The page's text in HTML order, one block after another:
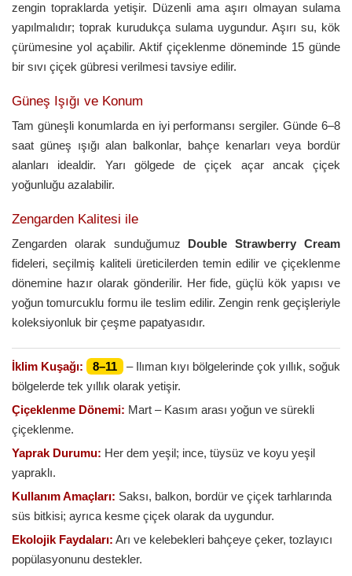
zengin topraklarda yetişir. Düzenli ama aşırı olmayan sulama
yapılmalıdır; toprak kurudukça sulama uygundur. Aşırı su, kök
çürümesine yol açabilir. Aktif çiçeklenme döneminde 15 günde
bir sıvı çiçek gübresi verilmesi tavsiye edilir.
Güneş Işığı ve Konum
Tam güneşli konumlarda en iyi performansı sergiler. Günde 6–8
saat güneş ışığı alan balkonlar, bahçe kenarları veya bordür
alanları idealdir. Yarı gölgede de çiçek açar ancak çiçek
yoğunluğu azalabilir.
Zengarden Kalitesi ile
Zengarden olarak sunduğumuz Double Strawberry Cream
fideleri, seçilmiş kaliteli üreticilerden temin edilir ve çiçeklenme
dönemine hazır olarak gönderilir. Her fide, güçlü kök yapısı ve
yoğun tomurcuklu formu ile teslim edilir. Zengin renk geçişleriyle
koleksiyonluk bir çeşme papatyasıdır.
İklim Kuşağı: 8–11
– Ilıman kıyı bölgelerinde çok yıllık, soğuk
bölgelerde tek yıllık olarak yetişir.
Çiçeklenme Dönemi: Mart – Kasım arası yoğun ve sürekli
çiçeklenme.
Yaprak Durumu: Her dem yeşil; ince, tüysüz ve koyu yeşil
yapraklı.
Kullanım Amaçları: Saksı, balkon, bordür ve çiçek tarhlarında
süs bitkisi; ayrıca kesme çiçek olarak da uygundur.
Ekolojik Faydaları: Arı ve kelebekleri bahçeye çeker, tozlayıcı
popülasyonunu destekler.